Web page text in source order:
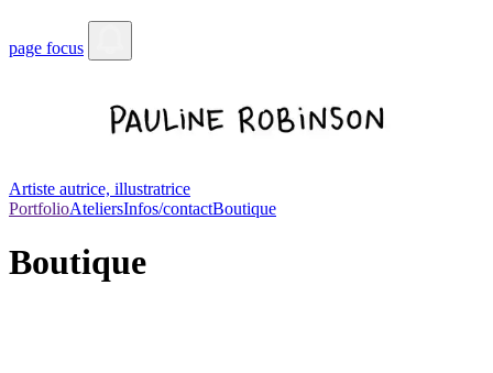
page focus
Artiste autrice, illustratrice
PortfolioAteliersInfos/contactBoutique
Boutique